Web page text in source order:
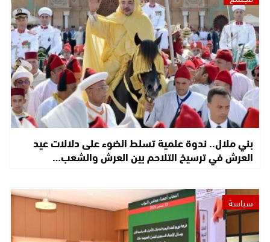
بني ملال.. ندوة علمية تسلط الضوء على دلالات عيد
العرش في ترسيخ التلاحم بين العرش والشعب…
سياسة